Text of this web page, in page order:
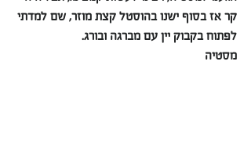
קר אז בסוף ישנו בהוסטל קצת מוזר, שם למדתי
לפתוח בקבוק יין עם מברגה ובורג.
מסטיה